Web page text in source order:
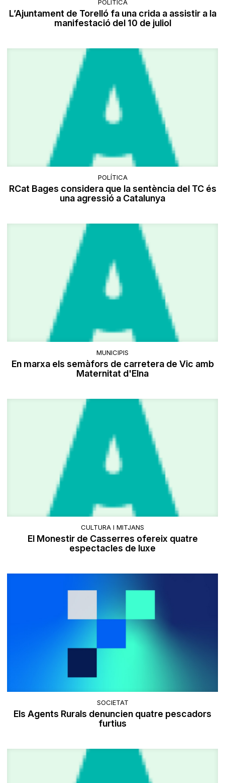
POLÍTICA
L’Ajuntament de Torelló fa una crida a assistir a la
manifestació del 10 de juliol
POLÍTICA
RCat Bages considera que la sentència del TC és
una agressió a Catalunya
MUNICIPIS
En marxa els semàfors de carretera de Vic amb
Maternitat d'Elna
CULTURA I MITJANS
El Monestir de Casserres ofereix quatre
espectacles de luxe
SOCIETAT
Els Agents Rurals denuncien quatre pescadors
furtius